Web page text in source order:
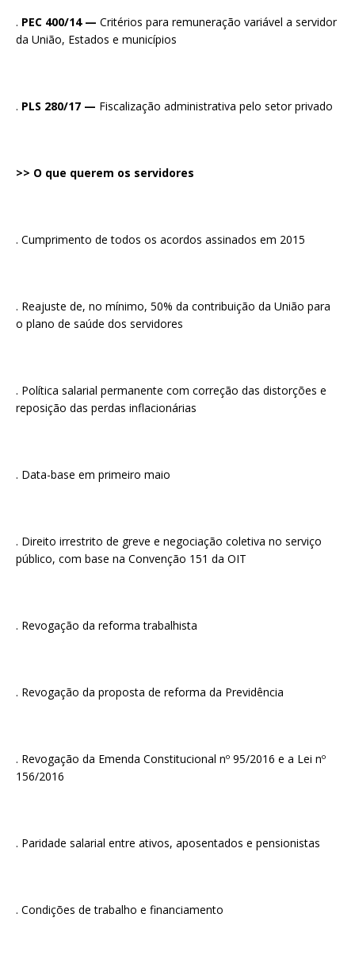
. PEC 400/14 — Critérios para remuneração variável a servidor
da União, Estados e municípios
. PLS 280/17 — Fiscalização administrativa pelo setor privado
>> O que querem os servidores
. Cumprimento de todos os acordos assinados em 2015
. Reajuste de, no mínimo, 50% da contribuição da União para
o plano de saúde dos servidores
. Política salarial permanente com correção das distorções e
reposição das perdas inflacionárias
. Data-base em primeiro maio
. Direito irrestrito de greve e negociação coletiva no serviço
público, com base na Convenção 151 da OIT
. Revogação da reforma trabalhista
. Revogação da proposta de reforma da Previdência
. Revogação da Emenda Constitucional nº 95/2016 e a Lei nº
156/2016
. Paridade salarial entre ativos, aposentados e pensionistas
. Condições de trabalho e financiamento